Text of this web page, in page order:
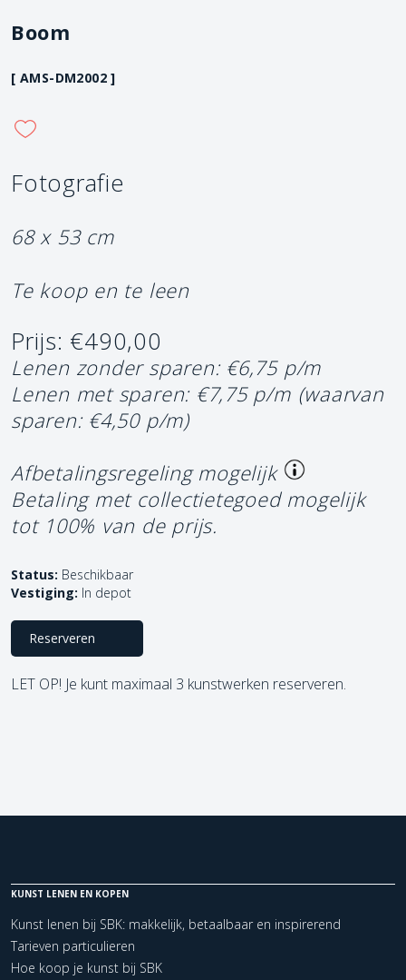
Boom
[ AMS-DM2002 ]
Fotografie
68 x 53 cm
Te koop en te leen
Prijs: €490,00
Lenen zonder sparen: €6,75 p/m
Lenen met sparen: €7,75 p/m (waarvan
sparen: €4,50 p/m)
Afbetalingsregeling mogelijk
Betaling met collectietegoed mogelijk
tot 100% van de prijs.
Status: Beschikbaar
Vestiging: In depot
Reserveren
LET OP! Je kunt maximaal 3 kunstwerken reserveren.
KUNST LENEN EN KOPEN
Kunst lenen bij SBK: makkelijk, betaalbaar en inspirerend
Tarieven particulieren
Hoe koop je kunst bij SBK